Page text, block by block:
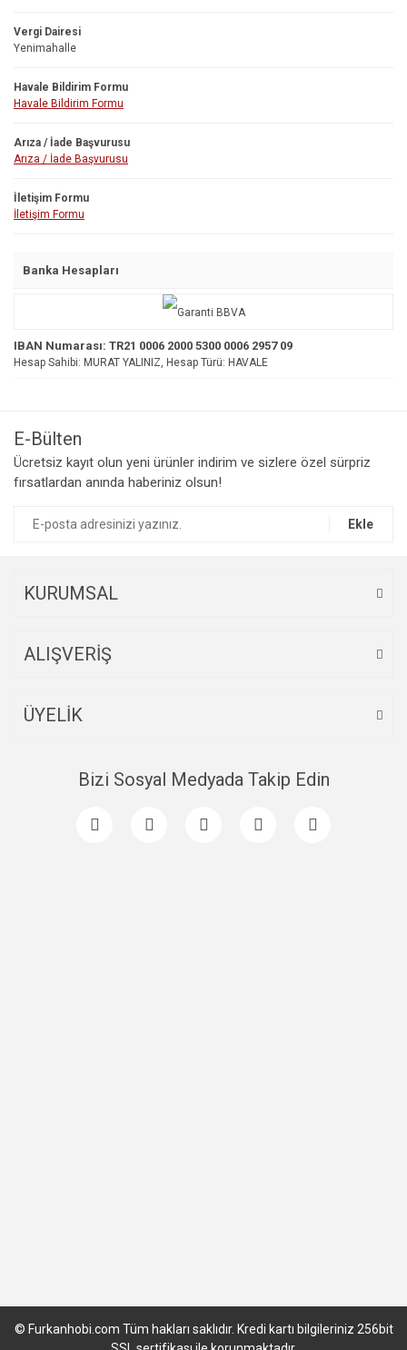
Vergi Dairesi
Yenimahalle
Havale Bildirim Formu
Havale Bildirim Formu
Arıza / İade Başvurusu
Arıza / İade Başvurusu
İletişim Formu
İletişim Formu
Banka Hesapları
IBAN Numarası: TR21 0006 2000 5300 0006 2957 09
Hesap Sahibi: MURAT YALINIZ, Hesap Türü: HAVALE
E-Bülten
Ücretsiz kayıt olun yeni ürünler indirim ve sizlere özel sürpriz
fırsatlardan anında haberiniz olsun!
Ekle
KURUMSAL
ALIŞVERİŞ
ÜYELİK
Bizi Sosyal Medyada Takip Edin
© Furkanhobi.com Tüm hakları saklıdır. Kredi kartı bilgileriniz 256bit